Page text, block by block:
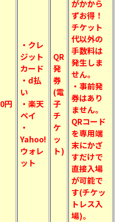
0円
・クレ
ジット
カード
・d払
い
・楽天
ペイ
・
Yahoo!
ウォレ
ット
QR
発
券
(電
子
チ
ケ
ッ
ト)
がかから
ずお得！
チケット
代以外の
手数料は
発生しま
せん。
・事前発
券はあり
ません。
QRコード
を専用端
末にかざ
すだけで
直接入場
が可能で
す(チケッ
トレス入
場)。